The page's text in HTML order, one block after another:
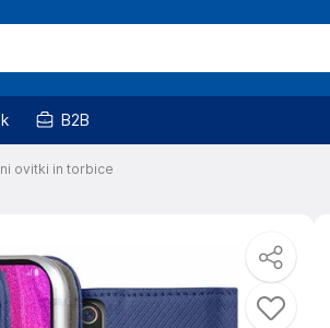
B2B
ovitki in torbice